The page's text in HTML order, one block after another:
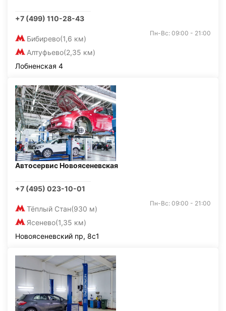
+7 (499) 110-28-43
Бибирево(1,6 км)
Алтуфьево(2,35 км)
Пн-Вс: 09:00 - 21:00
Лобненская 4
Автосервис Новоясеневская
+7 (495) 023-10-01
Тёплый Стан(930 м)
Ясенево(1,35 км)
Пн-Вс: 09:00 - 21:00
Новоясеневский пр, 8с1